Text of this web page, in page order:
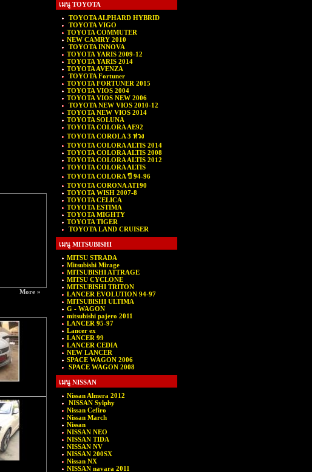
More »
เมนู TOYOTA
TOYOTA ALPHARD HYBRID
TOYOTA VIGO
TOYOTA COMMUTER
NEW CAMRY 2010
TOYOTA INNOVA
TOYOTA YARIS 2009-12
TOYOTA YARIS 2014
TOYOTA AVENZA
TOYOTA Fortuner
TOYOTA FORTUNER 2015
TOYOTA VIOS 2004
TOYOTA VIOS NEW 2006
TOYOTA NEW VIOS 2010-12
TOYOTA NEW VIOS 2014
TOYOTA SOLUNA
TOYOTA COLORA AE92
TOYOTA COROLA 3 ห่วง
TOYOTA COLORA ALTIS 2014
TOYOTA COLORA ALTIS 2008
TOYOTA COLORA ALTIS 2012
TOYOTA COLORA ALTIS
TOYOTA COLORA ปี 94-96
TOYOTA CORONA AT190
TOYOTA WISH 2007-8
TOYOTA CELICA
TOYOTA ESTIMA
TOYOTA MIGHTY
TOYOTA TIGER
TOYOTA LAND CRUISER
เมนู MITSUBISHI
MITSU STRADA
Mitsubishi Mirage
MITSUBISHI ATTRAGE
MITSU CYCLONE
MITSUBISHI TRITON
LANCER EVOLUTION 94-97
MITSUBISHI ULTIMA
G - WAGON
mitsubishi pajero 2011
LANCER 95-97
Lancer ex
LANCER 99
LANCER CEDIA
NEW LANCER
SPACE WAGON 2006
SPACE WAGON 2008
เมนู NISSAN
Nissan Almera 2012
NISSAN Sylphy
Nissan Cefiro
Nissan March
Nissan
NISSAN NEO
NISSAN TIDA
NISSAN NV
NISSAN 200SX
Nissan NX
NISSAN navara 2011